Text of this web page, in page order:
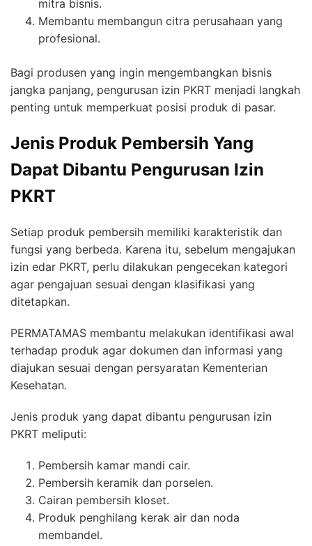
mitra bisnis.
Membantu membangun citra perusahaan yang
profesional.
Bagi produsen yang ingin mengembangkan bisnis
jangka panjang, pengurusan izin PKRT menjadi langkah
penting untuk memperkuat posisi produk di pasar.
Jenis Produk Pembersih Yang
Dapat Dibantu Pengurusan Izin
PKRT
Setiap produk pembersih memiliki karakteristik dan
fungsi yang berbeda. Karena itu, sebelum mengajukan
izin edar PKRT, perlu dilakukan pengecekan kategori
agar pengajuan sesuai dengan klasifikasi yang
ditetapkan.
PERMATAMAS membantu melakukan identifikasi awal
terhadap produk agar dokumen dan informasi yang
diajukan sesuai dengan persyaratan Kementerian
Kesehatan.
Jenis produk yang dapat dibantu pengurusan izin
PKRT meliputi:
Pembersih kamar mandi cair.
Pembersih keramik dan porselen.
Cairan pembersih kloset.
Produk penghilang kerak air dan noda
membandel.